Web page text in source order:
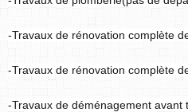
-Travaux de rénovation complète
-Travaux de rénovation complète
-Travaux de déménagement avant